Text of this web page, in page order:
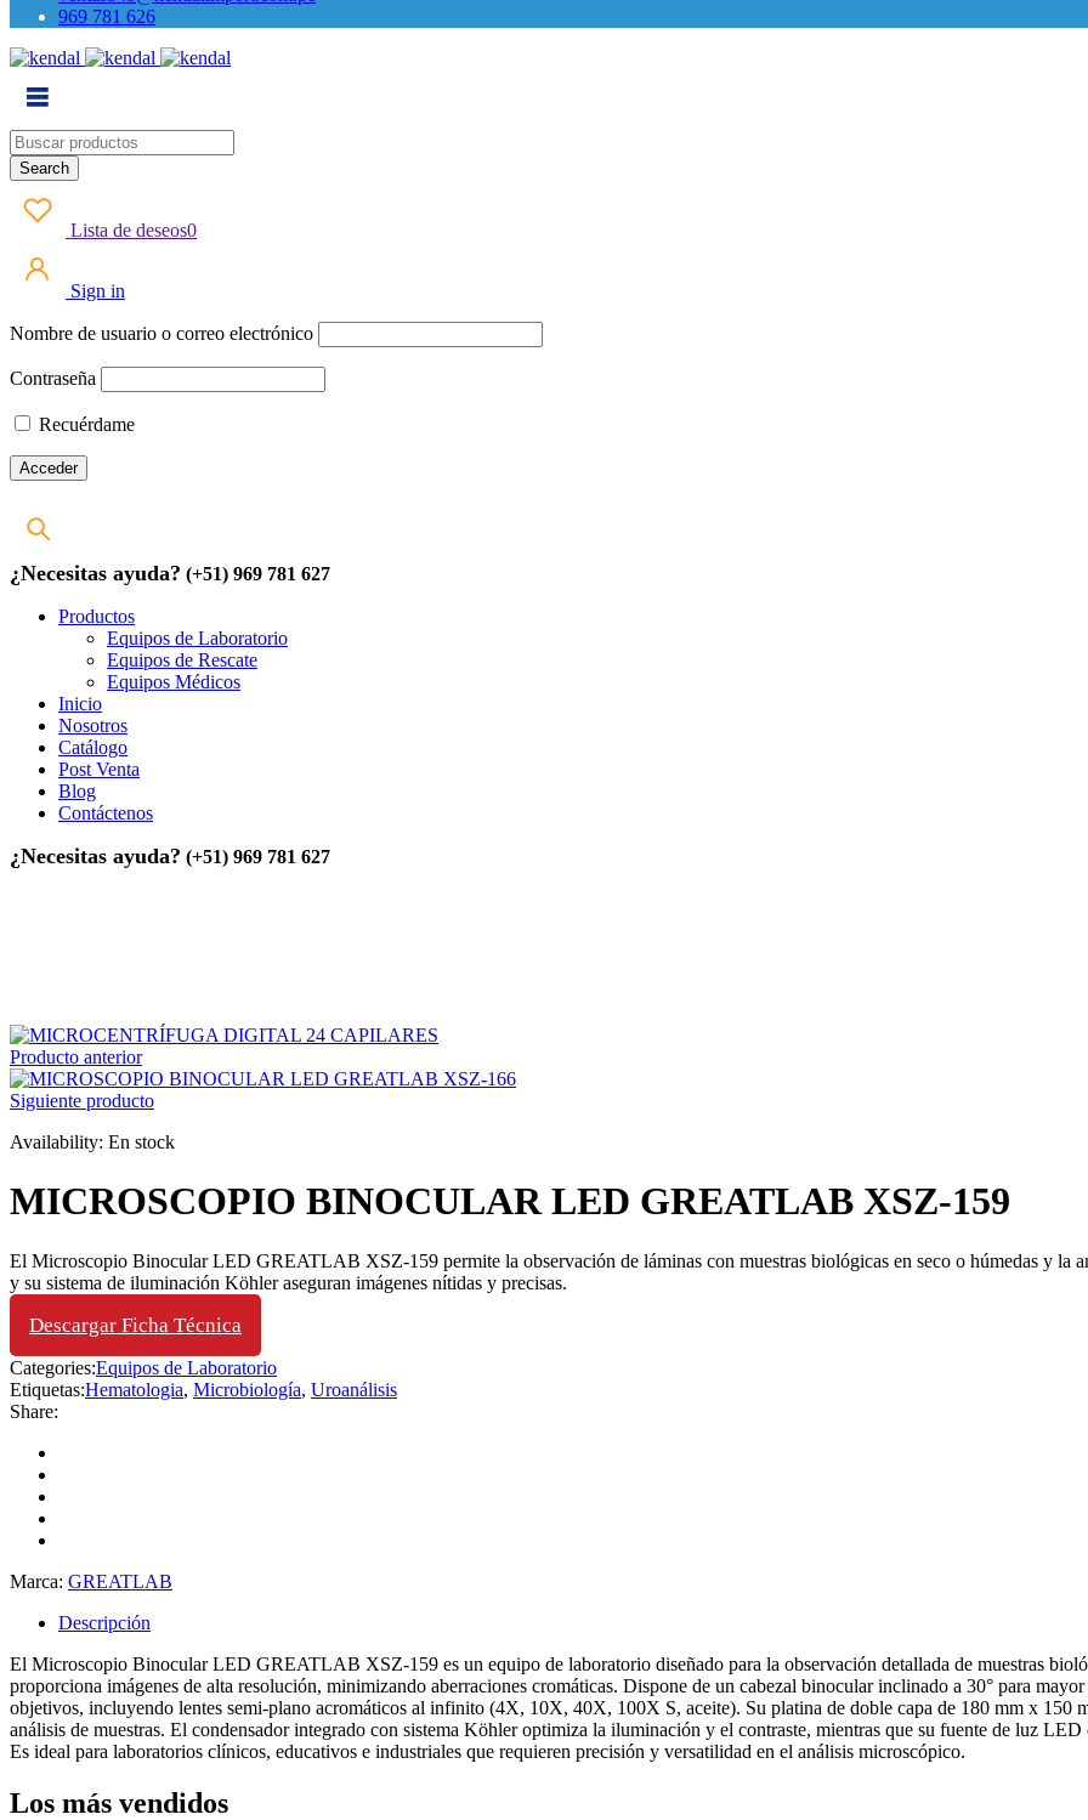
969 781 626
Lista de deseos0
Sign in
Nombre de usuario o correo electrónico
Contraseña
Recuérdame
¿Necesitas ayuda? (+51) 969 781 627
Productos
Equipos de Laboratorio
Equipos de Rescate
Equipos Médicos
Inicio
Nosotros
Catálogo
Post Venta
Blog
Contáctenos
¿Necesitas ayuda? (+51) 969 781 627
Producto anterior
Siguiente producto
Availability: En stock
MICROSCOPIO BINOCULAR LED GREATLAB XSZ-159
El Microscopio Binocular LED GREATLAB XSZ-159 permite la observación de láminas con muestras biológicas en seco o húmedas y la
y su sistema de iluminación Köhler aseguran imágenes nítidas y precisas.
Descargar Ficha Técnica
Categories:Equipos de Laboratorio
Etiquetas:Hematologia, Microbiología, Uroanálisis
Share:
Marca: GREATLAB
Descripción
El Microscopio Binocular LED GREATLAB XSZ-159 es un equipo de laboratorio diseñado para la observación detallada de muestras
proporciona imágenes de alta resolución, minimizando aberraciones cromáticas. Dispone de un cabezal binocular inclinado a 30° para
objetivos, incluyendo lentes semi-plano acromáticos al infinito (4X, 10X, 40X, 100X S, aceite). Su platina de doble capa de 180 mm x
análisis de muestras. El condensador integrado con sistema Köhler optimiza la iluminación y el contraste, mientras que su fuente de luz
Es ideal para laboratorios clínicos, educativos e industriales que requieren precisión y versatilidad en el análisis microscópico.
Los más vendidos